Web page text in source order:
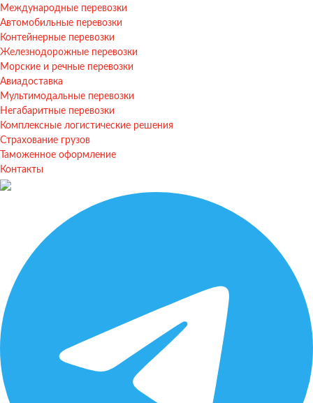
Международные перевозки
Автомобильные перевозки
Контейнерные перевозки
Железнодорожные перевозки
Морские и речные перевозки
Авиадоставка
Мультимодальные перевозки
Негабаритные перевозки
Комплексные логистические решения
Страхование грузов
Таможенное оформление
Контакты